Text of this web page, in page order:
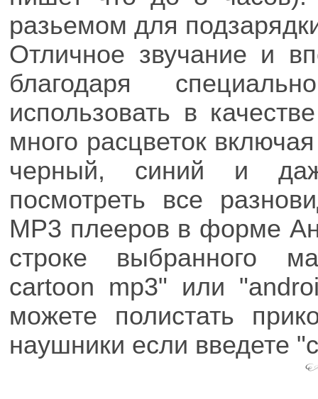
разьемом для
Отличное звучание и
благодаря
использовать в
много расцветок
черный, синий и
посмотреть все
MP3 плееров в форме
строке выбранного
cartoon mp3" или
можете полистать
наушники если введете